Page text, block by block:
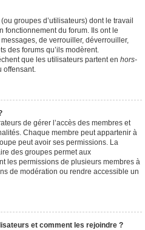
groupes d’utilisateurs) dont le travail
fonctionnement du forum. Ils ont le
de verrouiller, déverrouiller,
des forums qu’ils modèrent.
que les utilisateurs partent en hors-
offensant.
de gérer l’accès des membres et
Chaque membre peut appartenir à
peut avoir ses permissions. La
des groupes permet aux
les permissions de plusieurs membres à
de modération ou rendre accessible un
et comment les rejoindre ?